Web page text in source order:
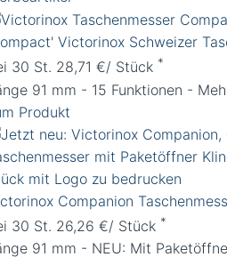
Victorinox Schweizer
30 St. 28,71 €/ Stück *
91 mm - 15 Funktionen -
Produkt
Companion
30 St. 26,26 €/ Stück *
91 mm - NEU: Mit